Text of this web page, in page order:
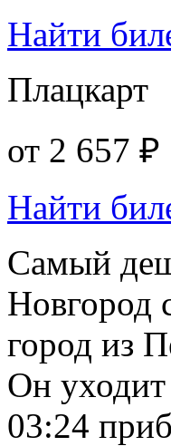
Найти
Плацкарт
от 2 657 ₽
Найти
Самый
Новгород
город из
Он
03:24